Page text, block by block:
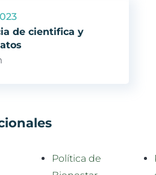
de cientifica y
Política de